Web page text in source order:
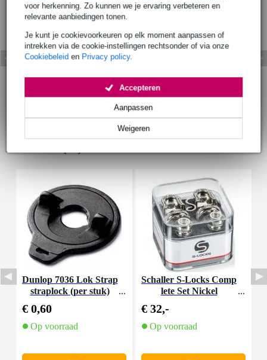
voor herkenning. Zo kunnen we je ervaring verbeteren en
relevante aanbiedingen tonen.
Je kunt je cookievoorkeuren op elk moment aanpassen of
intrekken via de cookie-instellingen rechtsonder of via onze
Cookiebeleid en Privacy policy.
Weigeren
Aanpassen
Accepteren
Accessoires (16)
Dunlop 7036 Lok Strap
straplock (per stuk)
€ 0,60
Op voorraad
Schaller S-Locks Comp
lete Set Nickel
€ 32,-
Op voorraad